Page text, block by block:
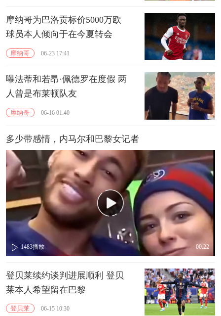
摩纳哥为巴洛贡标价5000万欧
球员本人倾向于在今夏转会
摩纳哥 06-23 17:41
曝法蒂和若昂·佩德罗在度假 两
人曾是布莱顿队友
摩纳哥 06-16 01:40
多少带感情，内马尔和巴黎女记者
1483播放 00:22
登贝莱续约谈判进展顺利 登贝
莱本人希望留在巴黎
登贝莱 06-15 10:30